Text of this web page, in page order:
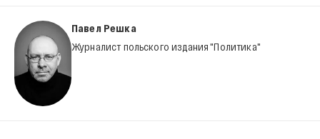
Павел Решка
Журналист польского издания "Политика"